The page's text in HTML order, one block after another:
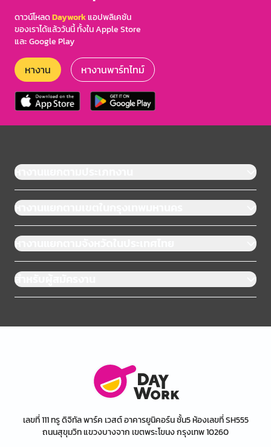
ดาวน์โหลดDayworkแอปพลิเคชัน
ของเราได้แล้ววันนี้ ทั้งใน Apple Store
และ Google Play
หางาน หางานพาร์ทไทม์
หางานแยกตามประเภทงาน
หางานแยกตามเขตในกรุงเทพมหานคร
หางานแยกตามจังหวัดในประเทศไทย
สำหรับผู้สมัครงาน
เลขที่ 111 ทรู ดิจิทัล พาร์ค เวสต์ อาคารยูนิคอร์น ชั้น5 ห้องเลขที่ SH555
ถนนสุขุมวิท แขวงบางจาก เขตพระโขนง กรุงเทพ 10260